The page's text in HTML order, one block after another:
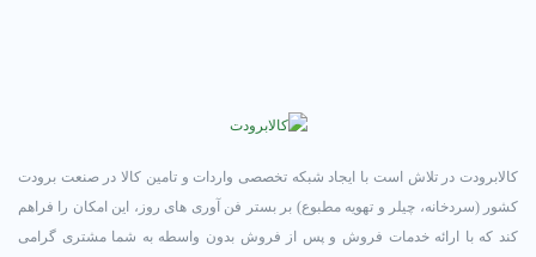
کالابرودت در تلاش است با ایجاد شبکه تخصصی واردات و تامین کالا در صنعت برودت
کشور (سردخانه، چیلر و تهویه مطبوع) بر بستر فن آوری های روز، این امکان را فراهم
کند که با ارائه خدمات فروش و پس از فروش بدون واسطه به شما مشتری گرامی